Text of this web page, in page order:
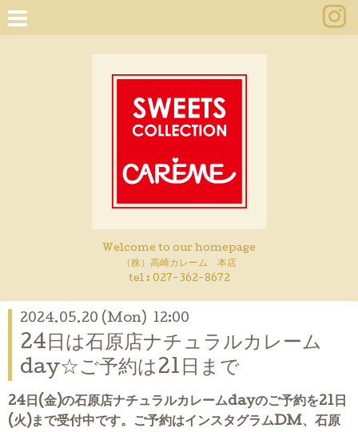
Welcome to our homepage
（株）高崎カレーム 本店
tel : 027-362-8672
2024.05.20 (Mon) 12:00
24日は石原店ナチュラルカレーム
day☆ご予約は21日まで
24日(金)の石原店ナチュラルカレームdayのご予約を21日
(火)まで受付中です。ご予約はインスタグラムDM、石原